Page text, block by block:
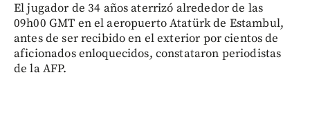
El jugador de 34 años aterrizó alrededor de las
09h00 GMT en el aeropuerto Atatürk de Estambul,
antes de ser recibido en el exterior por cientos de
aficionados enloquecidos, constataron periodistas
de la AFP.